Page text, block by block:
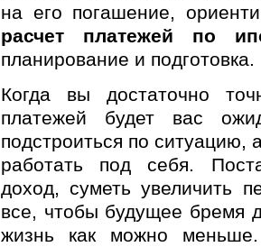
на его погашение,
расчет платежей по
планирование и подготовка.
Когда вы достаточно
платежей будет вас
подстроиться по
работать под себя.
доход, суметь увеличить
все, чтобы будущее бремя
жизнь как можно